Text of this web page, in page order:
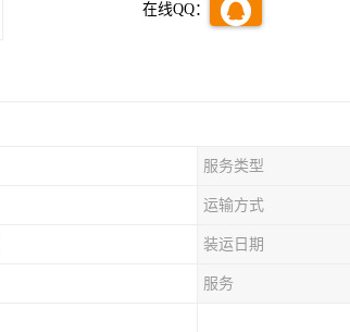
在线QQ：
服务类型
运输方式
装运日期
服务